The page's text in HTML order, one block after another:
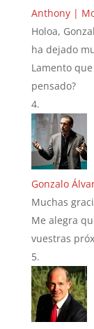
Anthony |
Holoa,
ha dejado
Lamento
pensado?
Gonzalo
Muchas
Me alegra
vuestras